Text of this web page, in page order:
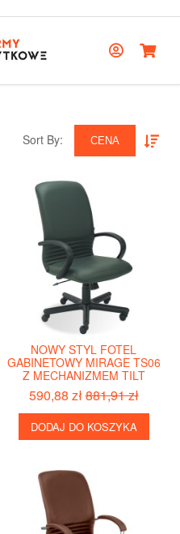
Sort By:‎ CENA
NOWY STYL FOTEL
GABINETOWY MIRAGE TS06
Z MECHANIZMEM TILT
590,88 zł881,91 zł
DODAJ DO KOSZYKA